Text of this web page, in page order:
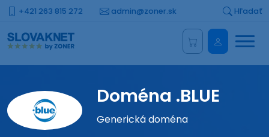
+421 263 815 272 admin@zoner.sk Hľadať
Menu
Doména .BLUE
Generická doména